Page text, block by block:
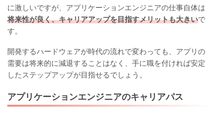
に激しいですが、アプリケーションエンジニアの仕事自体は
将来性が良く、キャリアアップを目指すメリットも大きいで
す。
開発するハードウェアが時代の流れで変わっても、アプリの
需要は将来的に減退することはなく、手に職を付ければ安定
したステップアップが目指せるでしょう。
アプリケーションエンジニアのキャリアパス